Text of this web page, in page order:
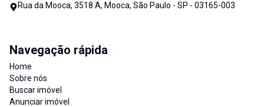
Rua da Mooca, 3518 A, Mooca, São Paulo - SP - 03165-003
Navegação rápida
Home
Sobre nós
Buscar imóvel
Anunciar imóvel